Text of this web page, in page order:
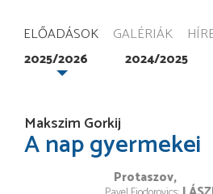
ELŐADÁSOK GALÉRIÁK
2025/2026 2024/2025
Makszim Gorkij
A nap gyermekei
Protaszov